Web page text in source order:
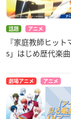
話題 アニメ
『家庭教師ヒッ
s」はじめ歴代楽
劇場アニメ アニメ